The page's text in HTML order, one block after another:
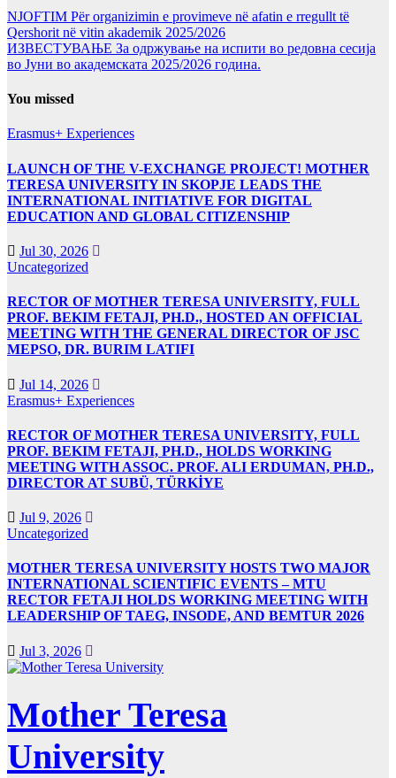
NJOFTIM Për organizimin e provimeve në afatin e rregullt të
Qershorit në vitin akademik 2025/2026
ИЗВЕСТУВАЊЕ За одржување на испити во редовна сесија
во Јуни во академската 2025/2026 година.
You missed
Erasmus+ Experiences
LAUNCH OF THE V-EXCHANGE PROJECT! MOTHER
TERESA UNIVERSITY IN SKOPJE LEADS THE
INTERNATIONAL INITIATIVE FOR DIGITAL
EDUCATION AND GLOBAL CITIZENSHIP
Jul 30, 2026
Uncategorized
RECTOR OF MOTHER TERESA UNIVERSITY, FULL
PROF. BEKIM FETAJI, PH.D., HOSTED AN OFFICIAL
MEETING WITH THE GENERAL DIRECTOR OF JSC
MEPSO, DR. BURIM LATIFI
Jul 14, 2026
Erasmus+ Experiences
RECTOR OF MOTHER TERESA UNIVERSITY, FULL
PROF. BEKIM FETAJI, PH.D., HOLDS WORKING
MEETING WITH ASSOC. PROF. ALI ERDUMAN, PH.D.,
DIRECTOR AT SUBÜ, TÜRKİYE
Jul 9, 2026
Uncategorized
MOTHER TERESA UNIVERSITY HOSTS TWO MAJOR
INTERNATIONAL SCIENTIFIC EVENTS – MTU
RECTOR FETAJI HOLDS WORKING MEETING WITH
LEADERSHIP OF TAEG, INSODE, AND BEMTUR 2026
Jul 3, 2026
Mother Teresa
University